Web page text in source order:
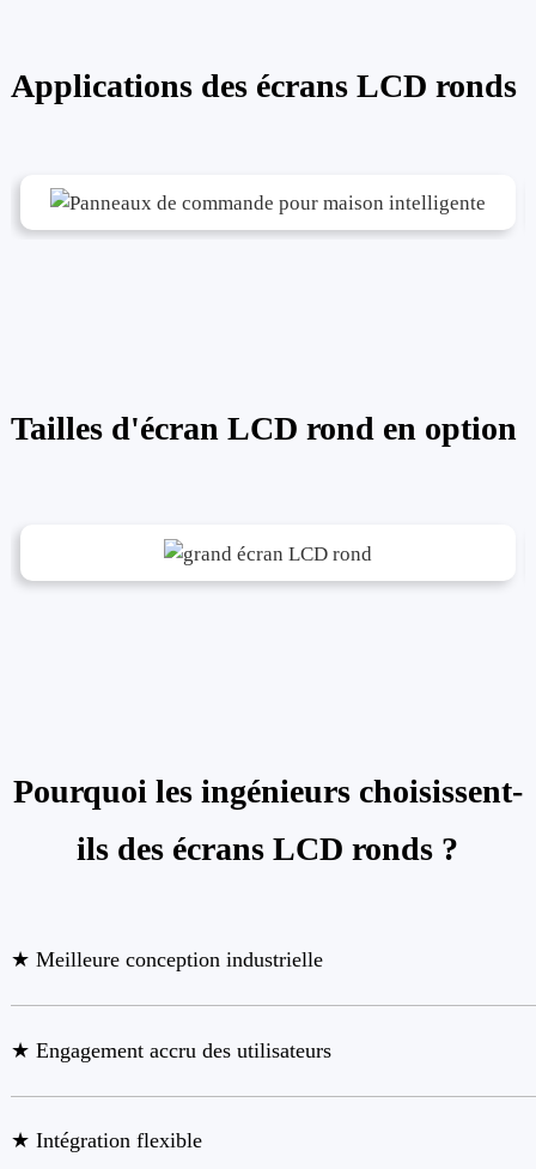
Applications des écrans LCD ronds
Tailles d'écran LCD rond en option
Pourquoi les ingénieurs choisissent-
ils des écrans LCD ronds ?
★ Meilleure conception industrielle
★ Engagement accru des utilisateurs
★ Intégration flexible